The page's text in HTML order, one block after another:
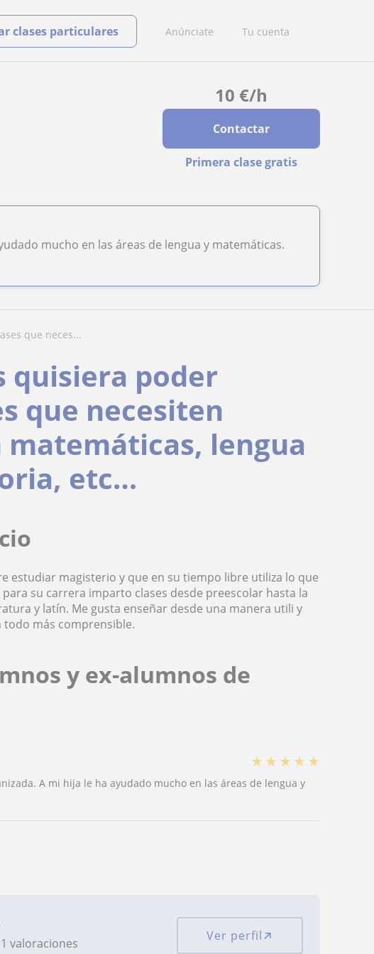
Anúnciate Tu cuenta
clases particulares
10 €/h
Contactar
Primera clase gratis
mucho en las áreas de lengua y matemáticas.
que neces...
quisiera poder
que necesiten
lengua
etc…
estudiar magisterio y que en su tiempo libre utiliza lo que
su carrera imparto clases desde preescolar hasta la
y latín. Me gusta enseñar desde una manera utili y
todo más comprensible.
y ex-alumnos de
★ ★ ★ ★ ★
A mi hija le ha ayudado mucho en las áreas de lengua y
1 valoraciones Ver perfil